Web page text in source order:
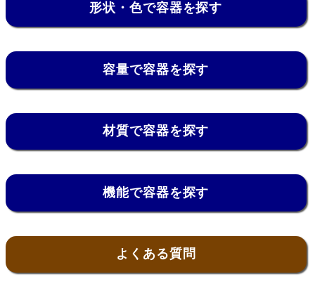
形状・色で容器を探す
容量で容器を探す
材質で容器を探す
機能で容器を探す
よくある質問